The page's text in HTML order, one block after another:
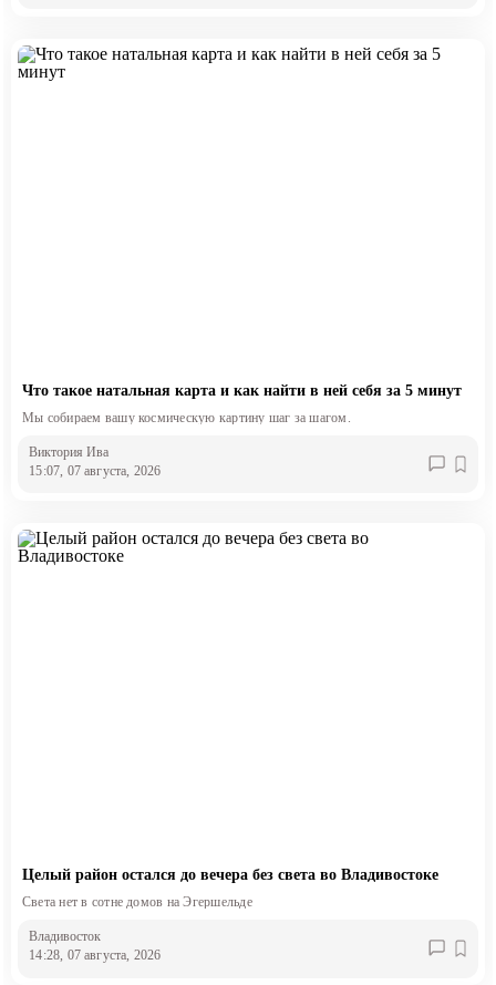
Что такое натальная карта и как найти в ней себя за 5 минут
Мы собираем вашу космическую картину шаг за шагом.
Виктория Ива
15:07, 07 августа, 2026
Целый район остался до вечера без света во Владивостоке
Света нет в сотне домов на Эгершельде
Владивосток
14:28, 07 августа, 2026